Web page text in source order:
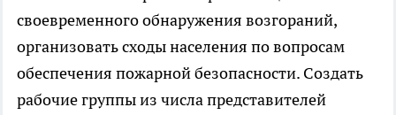
своевременного обнаружения возгораний,
организовать сходы населения по вопросам
обеспечения пожарной безопасности. Создать
рабочие группы из числа представителей